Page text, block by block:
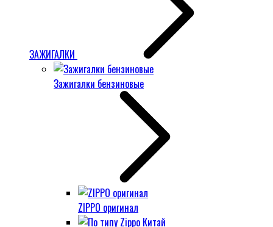
ЗАЖИГАЛКИ
Зажигалки бензиновые
ZIPPO оригинал